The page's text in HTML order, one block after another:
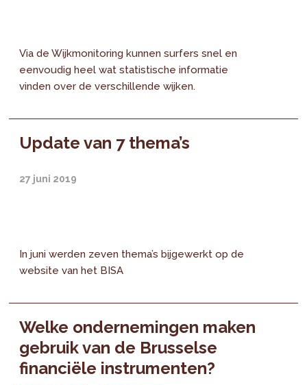
Via de Wijkmonitoring kunnen surfers snel en
eenvoudig heel wat statistische informatie
vinden over de verschillende wijken.
Update van 7 thema’s
27 juni 2019
In juni werden zeven thema’s bijgewerkt op de
website van het BISA
Welke ondernemingen maken
gebruik van de Brusselse
financiële instrumenten?